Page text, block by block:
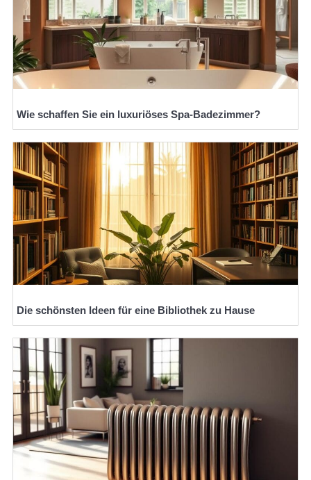
Wie schaffen Sie ein luxuriöses Spa-Badezimmer?
Die schönsten Ideen für eine Bibliothek zu Hause